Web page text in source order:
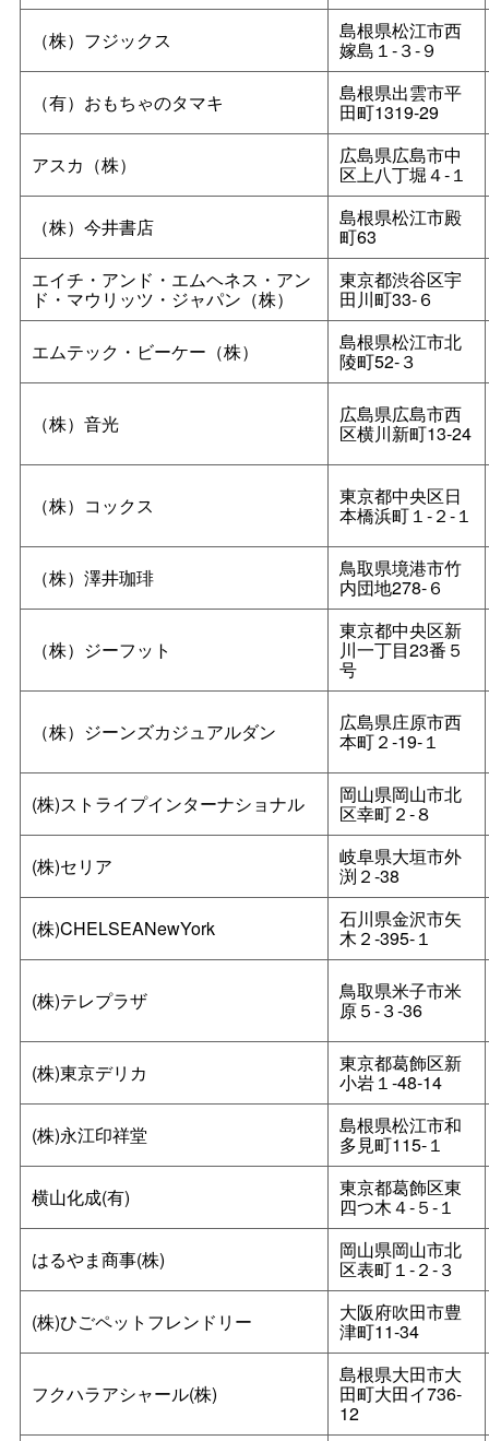
（株）フジックス 島根県松江市西
嫁島１‐３‐９
（有）おもちゃのタマキ 島根県出雲市平
田町1319‐29
アスカ（株） 広島県広島市中
区上八丁堀４‐１
（株）今井書店 島根県松江市殿
町63
エイチ・アンド・エムヘネス・アン
ド・マウリッツ・ジャパン（株）
東京都渋谷区宇
田川町33‐６
エムテック・ビーケー（株） 島根県松江市北
陵町52‐３
（株）音光 広島県広島市西
区横川新町13‐24
（株）コックス 東京都中央区日
本橋浜町１‐２‐１
（株）澤井珈琲 鳥取県境港市竹
内団地278-６
（株）ジーフット
東京都中央区新
川一丁目23番５
号
（株）ジーンズカジュアルダン 広島県庄原市西
本町２‐19‐１
(株)ストライプインターナショナル 岡山県岡山市北
区幸町２‐８
(株)セリア 岐阜県大垣市外
渕２‐38
(株)CHELSEANewYork 石川県金沢市矢
木２‐395‐１
(株)テレプラザ 鳥取県米子市米
原５‐３‐36
(株)東京デリカ 東京都葛飾区新
小岩１‐48‐14
(株)永江印祥堂 島根県松江市和
多見町115-１
横山化成(有) 東京都葛飾区東
四つ木４‐５‐１
はるやま商事(株) 岡山県岡山市北
区表町１‐２‐３
(株)ひごペットフレンドリー 大阪府吹田市豊
津町11‐34
フクハラアシャール(株)
島根県大田市大
田町大田イ736-
12